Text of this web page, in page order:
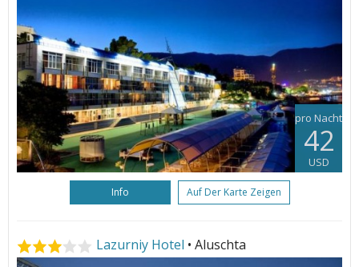
pro Nacht
42
USD
Info Auf Der Karte Zeigen
Lazurniy Hotel • Aluschta